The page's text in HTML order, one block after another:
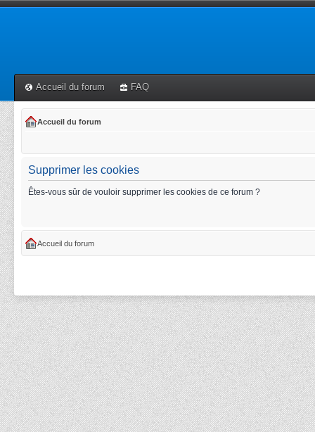
Accueil du forum FAQ
Accueil du forum
Supprimer les cookies
Êtes-vous sûr de vouloir supprimer les cookies de ce forum ?
Accueil du forum